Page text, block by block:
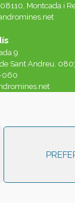
Montcada i
9
Sant Andreu.
060
Andreu. 08030